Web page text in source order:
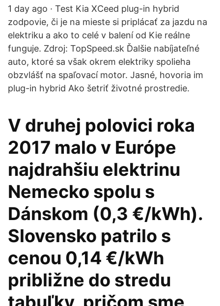
1 day ago · Test Kia XCeed plug-in hybrid
zodpovie, či je na mieste si priplácať za jazdu na
elektriku a ako to celé v balení od Kie reálne
funguje. Zdroj: TopSpeed.sk Ďalšie nabíjateľné
auto, ktoré sa však okrem elektriky spolieha
obzvlášť na spaľovací motor. Jasné, hovoria im
plug-in hybrid Ako šetriť životné prostredie.
V druhej polovici roka
2017 malo v Európe
najdrahšiu elektrinu
Nemecko spolu s
Dánskom (0,3 €/kWh).
Slovensko patrilo s
cenou 0,14 €/kWh
približne do stredu